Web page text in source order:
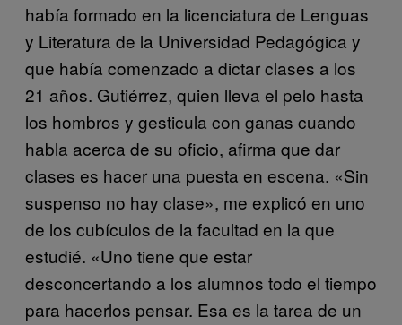
había formado en la licenciatura de Lenguas
y Literatura de la Universidad Pedagógica y
que había comenzado a dictar clases a los
21 años. Gutiérrez, quien lleva el pelo hasta
los hombros y gesticula con ganas cuando
habla acerca de su oficio, afirma que dar
clases es hacer una puesta en escena. «Sin
suspenso no hay clase», me explicó en uno
de los cubículos de la facultad en la que
estudié. «Uno tiene que estar
desconcertando a los alumnos todo el tiempo
para hacerlos pensar. Esa es la tarea de un